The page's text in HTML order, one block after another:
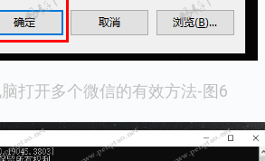
打开多个微信的有效方法-图6